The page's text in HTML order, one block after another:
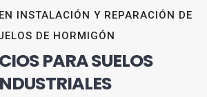
INSTALACIÓN Y REPARACIÓN DE
DE HORMIGÓN
PARA SUELOS